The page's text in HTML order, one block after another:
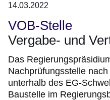
14.03.2022
VOB-Stelle
Vergabe- und
Das
Nachprüfungsstelle
unterhalb des EG-
Baustelle im